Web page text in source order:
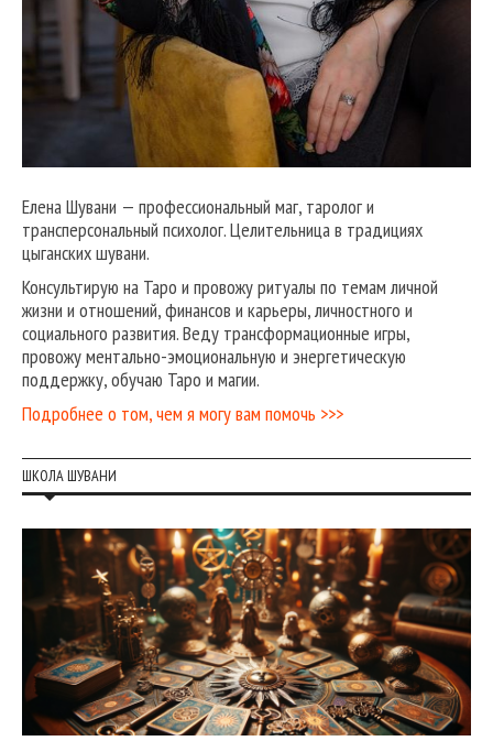
Елена Шувани — профессиональный маг, таролог и
трансперсональный психолог. Целительница в традициях
цыганских шувани.
Консультирую на Таро и провожу ритуалы по темам личной
жизни и отношений, финансов и карьеры, личностного и
социального развития. Веду трансформационные игры,
провожу ментально-эмоциональную и энергетическую
поддержку, обучаю Таро и магии.
Подробнее о том, чем я могу вам помочь >>>
ШКОЛА ШУВАНИ